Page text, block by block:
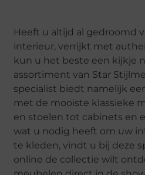
Heeft u altijd al gedroomd
interieur, verrijkt met
kun u het beste een kijkje
assortiment van Star
specialist biedt namelijk
met de mooiste klassieke
en stoelen tot cabinets en
wat u nodig heeft om uw
te kleden, vindt u bij deze
online de collectie wilt